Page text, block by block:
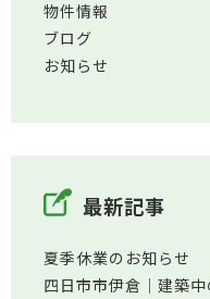
物件情報
ブログ
お知らせ
最新記事
夏季休業のお知らせ
四日市市伊倉│建築中